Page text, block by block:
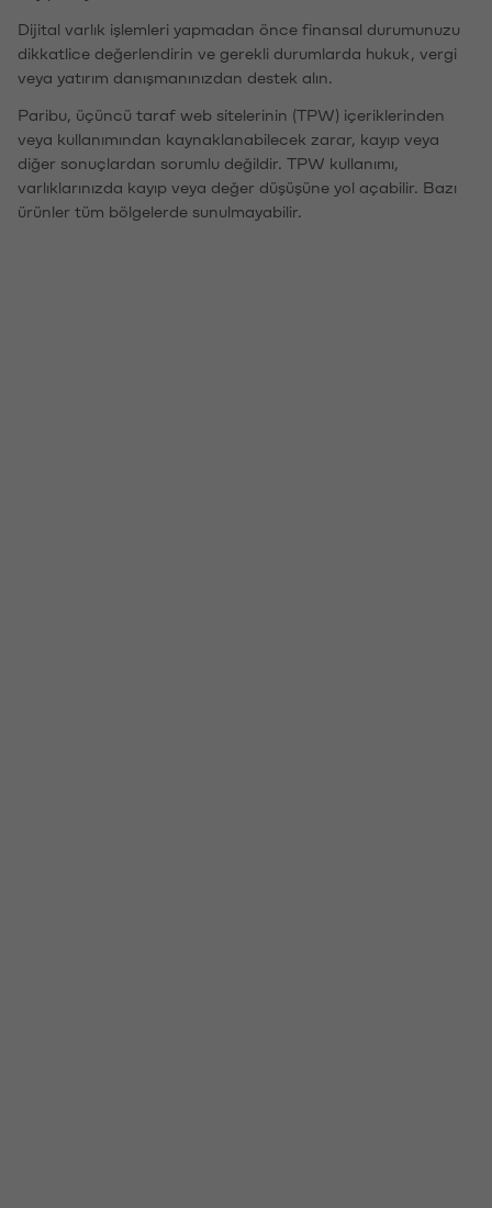
Dijital varlık işlemleri yapmadan önce finansal durumunuzu
dikkatlice değerlendirin ve gerekli durumlarda hukuk, vergi
veya yatırım danışmanınızdan destek alın.
Paribu, üçüncü taraf web sitelerinin (TPW) içeriklerinden
veya kullanımından kaynaklanabilecek zarar, kayıp veya
diğer sonuçlardan sorumlu değildir. TPW kullanımı,
varlıklarınızda kayıp veya değer düşüşüne yol açabilir. Bazı
ürünler tüm bölgelerde sunulmayabilir.